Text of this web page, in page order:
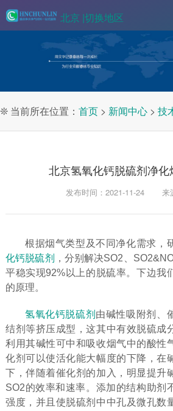
北京 |切换地区
❊ 当前所在位置： 首页 > 新闻中心 > 技
北京氢氧化钙脱硫剂净化
发布时间：2021-11-24 来
根据烟气类型及不同净化需求，
化钙脱硫剂
，分别解决SO2、
平稳实现92%以上的脱硫率。下边我
的原理。
氢氧化钙脱硫剂 由碱性吸附剂、
结剂等挤压成型，这其中有效脱硫成
利用其碱性可中和吸收烟气中的酸性
化剂可以使活化能大幅度的下降，在
下，伴随着催化剂的加入，明显提升
SO2的效率和速率。添加的结构助剂
强度，并且使脱硫剂中中孔及微孔数